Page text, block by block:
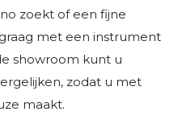
zoekt of een fijne
met een instrument
showroom kunt u
zodat u met
maakt.